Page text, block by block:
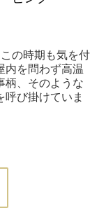
の時期も気を付
内を問わず高温
柄、そのような
び掛けていま